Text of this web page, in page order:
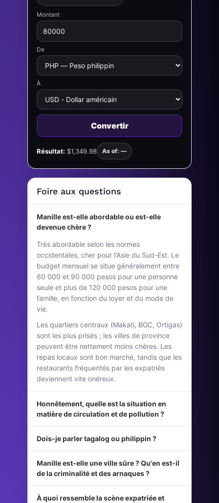
Montant
De
À
Convertir
Résultat: $1,349.98 As of: —
Foire aux questions
Manille est-elle abordable ou est-elle
devenue chère ?
Très abordable selon les normes
occidentales, cher pour l'Asie du Sud-Est. Le
budget mensuel se situe généralement entre
60 000 et 90 000 pesos pour une personne
seule et plus de 120 000 pesos pour une
famille, en fonction du loyer et du mode de
vie.
Les quartiers centraux (Makati, BGC, Ortigas)
sont les plus prisés ; les villes de province
peuvent être nettement moins chères. Les
repas locaux sont bon marché, tandis que les
restaurants fréquentés par les expatriés
deviennent vite onéreux.
Honnêtement, quelle est la situation en
matière de circulation et de pollution ?
Dois-je parler tagalog ou philippin ?
Manille est-elle une ville sûre ? Qu'en est-il
de la criminalité et des arnaques ?
À quoi ressemble la scène expatriée et